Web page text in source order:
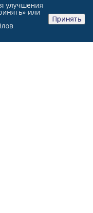
улучшения
или
Принять